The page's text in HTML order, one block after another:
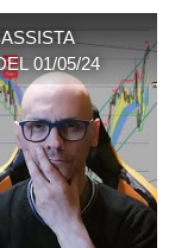
01/05/24